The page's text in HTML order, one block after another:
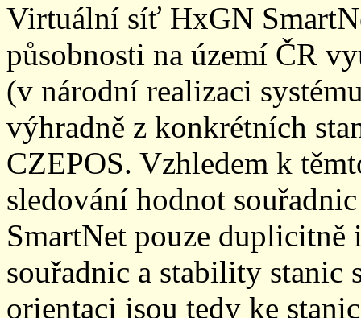
Virtuální síť HxGN
působnosti na území ČR
(v národní realizaci
výhradně z konkrétních
CZEPOS. Vzhledem k
sledování hodnot
SmartNet pouze
souřadnic a stability stanic
orientaci jsou tedy ke